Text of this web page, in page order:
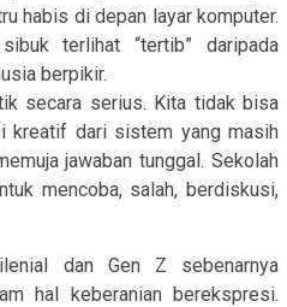
habis di depan layar komputer.
terlihat “tertib” daripada
berpikir.
secara serius. Kita tidak bisa
kreatif dari sistem yang masih
jawaban tunggal. Sekolah
mencoba, salah, berdiskusi,
dan Gen Z sebenarnya
hal keberanian berekspresi.